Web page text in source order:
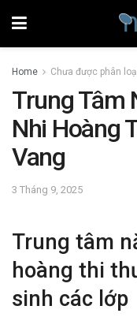
Home Chưa được phân
Trung Tâm
Nhi Hoàng
Vang
3 Tháng 9, 2025
Trung tâm
hoàng thi
sinh các lớp